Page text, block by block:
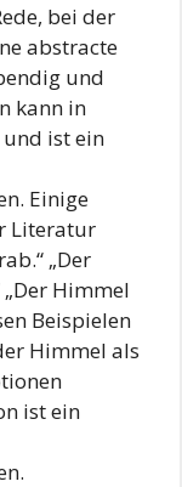
bei der
abstracte
und
kann in
ist ein
Einige
Literatur
„Der
Himmel
Beispielen
Himmel als
ist ein